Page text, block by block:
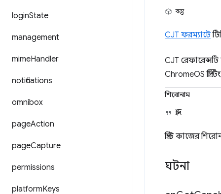
loginState
management
mimeHandler
notifications
omnibox
pageAction
pageCapture
permissions
platformKeys
বস্তু
CJT ফরম্যাটে
CJT রেফারেন্সটি
ChromeOS
শিরোনাম
স্ট্রিং
প্রিন্ট কাজের
ঘটনা